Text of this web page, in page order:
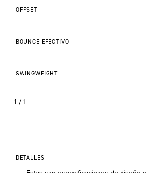
OFFSET
BOUNCE EFECTIVO
SWINGWEIGHT
1/1
DETALLES